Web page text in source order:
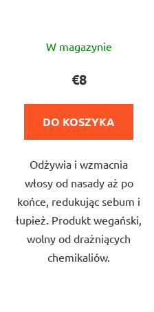
ocena
produktu
na
gwiazdek.
W magazynie
€8
DO KOSZYKA
Odżywia i wzmacnia
włosy od nasady aż po
końce, redukując sebum i
łupież. Produkt wegański,
wolny od drażniących
chemikaliów.